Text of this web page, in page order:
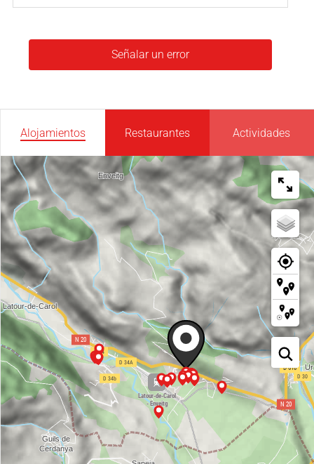
Señalar un error
Alojamientos Restaurantes Actividades